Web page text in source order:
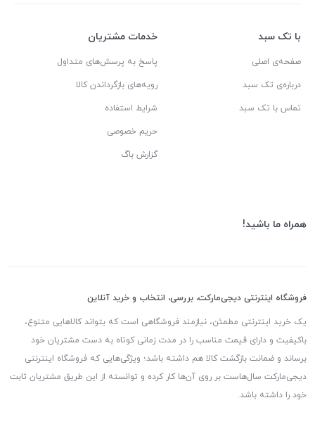
با تک سبد
صفحه‌ی اصلی
درباره‌ی تک سبد
تماس با تک سبد
خدمات مشتریان
پاسخ به پرسش‌های متداول
رویه‌های بازگرداندن کالا
شرایط استفاده
حریم خصوصی
گزارش باگ
همراه ما باشید!
فروشگاه اینترنتی دیجی‌مارکت، بررسی، انتخاب و خرید آنلاین
یک خرید اینترنتی مطمئن، نیازمند فروشگاهی است که بتواند کالاهایی متنوع،
باکیفیت و دارای قیمت مناسب را در مدت زمانی کوتاه به دست مشتریان خود
برساند و ضمانت بازگشت کالا هم داشته باشد؛ ویژگی‌هایی که فروشگاه اینترنتی
دیجی‌مارکت سال‌هاست بر روی آن‌ها کار کرده و توانسته از این طریق مشتریان ثابت
خود را داشته باشد.